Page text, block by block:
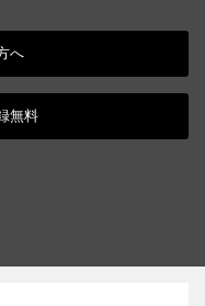
へ
無料